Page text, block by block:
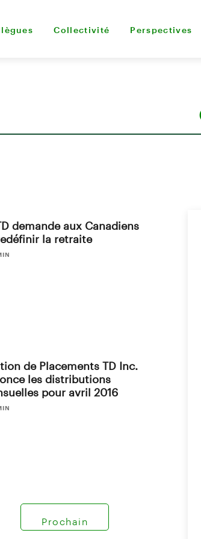
Collectivité Perspectives
demande aux Canadiens
la retraite
de Placements TD Inc.
les distributions
pour avril 2016
Prochain